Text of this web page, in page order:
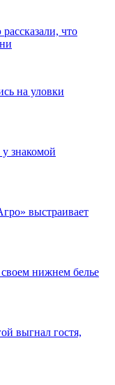
что
на уловки
знакомой
выстраивает
нижнем белье
выгнал гостя,